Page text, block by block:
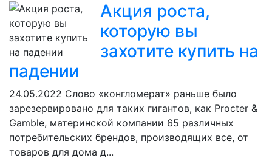
Акция роста,
которую вы
захотите купить на
падении
24.05.2022 Слово «конгломерат» раньше было
зарезервировано для таких гигантов, как Procter &
Gamble, материнской компании 65 различных
потребительских брендов, производящих все, от
товаров для дома д...